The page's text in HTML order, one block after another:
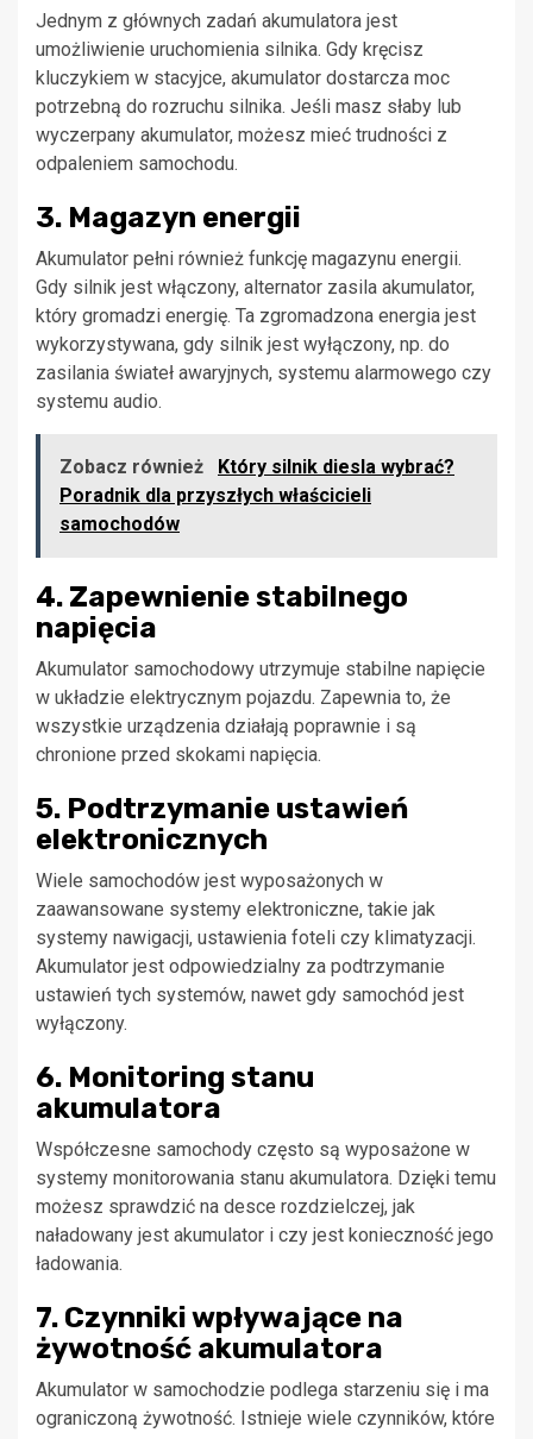
Jednym z głównych zadań akumulatora jest
umożliwienie uruchomienia silnika. Gdy kręcisz
kluczykiem w stacyjce, akumulator dostarcza moc
potrzebną do rozruchu silnika. Jeśli masz słaby lub
wyczerpany akumulator, możesz mieć trudności z
odpaleniem samochodu.
3. Magazyn energii
Akumulator pełni również funkcję magazynu energii.
Gdy silnik jest włączony, alternator zasila akumulator,
który gromadzi energię. Ta zgromadzona energia jest
wykorzystywana, gdy silnik jest wyłączony, np. do
zasilania świateł awaryjnych, systemu alarmowego czy
systemu audio.
Zobacz również
Który silnik diesla wybrać?
Poradnik dla przyszłych właścicieli
samochodów
4. Zapewnienie stabilnego
napięcia
Akumulator samochodowy utrzymuje stabilne napięcie
w układzie elektrycznym pojazdu. Zapewnia to, że
wszystkie urządzenia działają poprawnie i są
chronione przed skokami napięcia.
5. Podtrzymanie ustawień
elektronicznych
Wiele samochodów jest wyposażonych w
zaawansowane systemy elektroniczne, takie jak
systemy nawigacji, ustawienia foteli czy klimatyzacji.
Akumulator jest odpowiedzialny za podtrzymanie
ustawień tych systemów, nawet gdy samochód jest
wyłączony.
6. Monitoring stanu
akumulatora
Współczesne samochody często są wyposażone w
systemy monitorowania stanu akumulatora. Dzięki temu
możesz sprawdzić na desce rozdzielczej, jak
naładowany jest akumulator i czy jest konieczność jego
ładowania.
7. Czynniki wpływające na
żywotność akumulatora
Akumulator w samochodzie podlega starzeniu się i ma
ograniczoną żywotność. Istnieje wiele czynników, które